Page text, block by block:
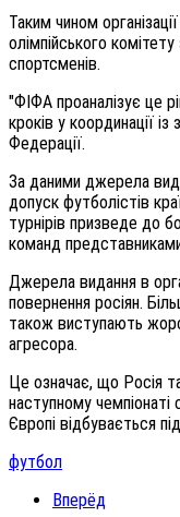
Таким чином
олімпійського
спортсменів.
"ФІФА проаналізує це
кроків у координації
Федерації.
За даними джерела
допуск футболістів
турнірів призведе до
команд
Джерела видання в
повернення росіян.
також виступають
агресора.
Це означає, що Росія
наступному чемпіонаті
Європі відбувається
футбол
Вперёд